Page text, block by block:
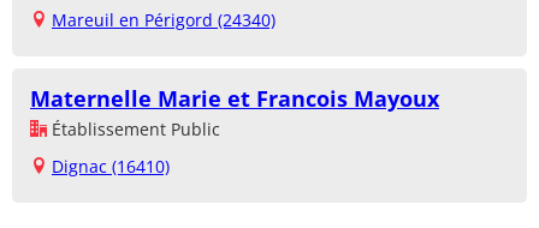
Mareuil en Périgord (24340)
Maternelle Marie et Francois Mayoux
Établissement Public
Dignac (16410)